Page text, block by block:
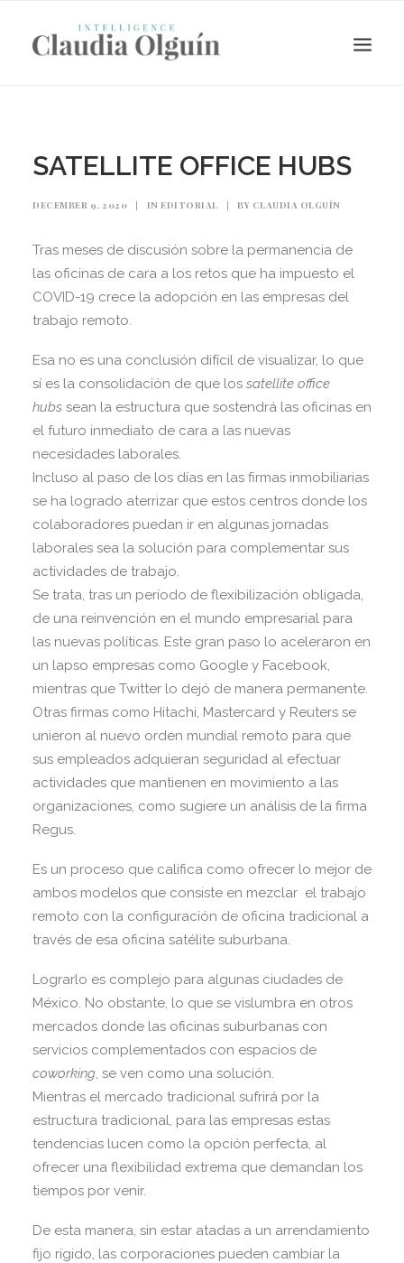
SATELLITE OFFICE HUBS
DECEMBER 9, 2020 | IN EDITORIAL | BY CLAUDIA OLGUÍN
Tras meses de discusión sobre la permanencia de
las oficinas de cara a los retos que ha impuesto el
COVID-19 crece la adopción en las empresas del
trabajo remoto.
Esa no es una conclusión difícil de visualizar, lo que
sí es la consolidación de que los satellite office
hubs sean la estructura que sostendrá las oficinas en
el futuro inmediato de cara a las nuevas
necesidades laborales.
Incluso al paso de los días en las firmas inmobiliarias
se ha logrado aterrizar que estos centros donde los
colaboradores puedan ir en algunas jornadas
laborales sea la solución para complementar sus
actividades de trabajo.
Se trata, tras un período de flexibilización obligada,
de una reinvención en el mundo empresarial para
las nuevas políticas. Este gran paso lo aceleraron en
un lapso empresas como Google y Facebook,
mientras que Twitter lo dejó de manera permanente.
Otras firmas como Hitachi, Mastercard y Reuters se
unieron al nuevo orden mundial remoto para que
sus empleados adquieran seguridad al efectuar
actividades que mantienen en movimiento a las
organizaciones, como sugiere un análisis de la firma
Regus.
Es un proceso que califica como ofrecer lo mejor de
ambos modelos que consiste en mezclar el trabajo
remoto con la configuración de oficina tradicional a
través de esa oficina satélite suburbana.
Lograrlo es complejo para algunas ciudades de
México. No obstante, lo que se vislumbra en otros
mercados donde las oficinas suburbanas con
servicios complementados con espacios de
coworking, se ven como una solución.
Mientras el mercado tradicional sufrirá por la
estructura tradicional, para las empresas estas
tendencias lucen como la opción perfecta, al
ofrecer una flexibilidad extrema que demandan los
tiempos por venir.
De esta manera, sin estar atadas a un arrendamiento
fijo rígido, las corporaciones pueden cambiar la